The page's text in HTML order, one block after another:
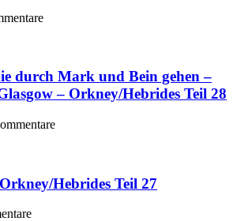
durch Mark und Bein gehen –
– Orkney/Hebrides Teil 28
Hebrides Teil 27